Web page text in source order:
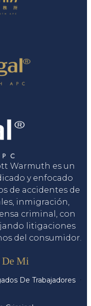
Warmuth es un
y enfocado
de accidentes de
inmigración,
criminal, con
litigaciones
del consumidor.
De Mi
De Trabajadores